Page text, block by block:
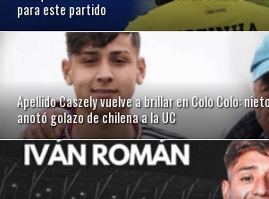
para este partido
Apellido Caszely vuelve a brillar en Colo Colo:
anotó golazo de chilena a la UC